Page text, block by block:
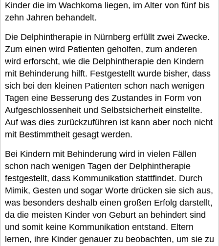
Kinder die im Wachkoma liegen, im Alter von fünf bis
zehn Jahren behandelt.
Die Delphintherapie in Nürnberg erfüllt zwei Zwecke.
Zum einen wird Patienten geholfen, zum anderen
wird erforscht, wie die Delphintherapie den Kindern
mit Behinderung hilft. Festgestellt wurde bisher, dass
sich bei den kleinen Patienten schon nach wenigen
Tagen eine Besserung des Zustandes in Form von
Aufgeschlossenheit und Selbstsicherheit einstellte.
Auf was dies zurückzuführen ist kann aber noch nicht
mit Bestimmtheit gesagt werden.
Bei Kindern mit Behinderung wird in vielen Fällen
schon nach wenigen Tagen der Delphintherapie
festgestellt, dass Kommunikation stattfindet. Durch
Mimik, Gesten und sogar Worte drücken sie sich aus,
was besonders deshalb einen großen Erfolg darstellt,
da die meisten Kinder von Geburt an behindert sind
und somit keine Kommunikation entstand. Eltern
lernen, ihre Kinder genauer zu beobachten, um sie zu